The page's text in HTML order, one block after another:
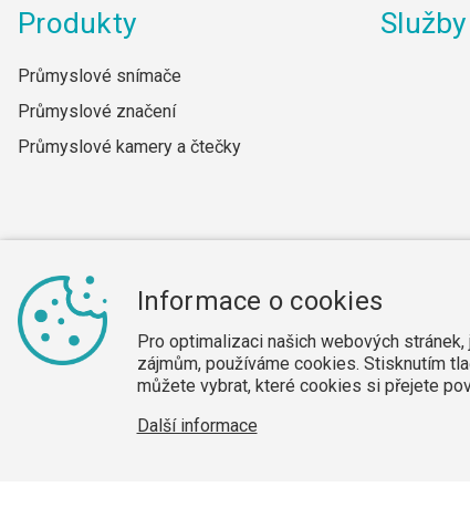
Produkty
Průmyslové snímače
Průmyslové značení
Průmyslové kamery a čtečky
Služby
Cookies Dodavatelé
Informace o cookies
Pro optimalizaci našich webových
zájmům, používáme cookies. Stisknutím
můžete vybrat, které cookies si přejete
Další informace